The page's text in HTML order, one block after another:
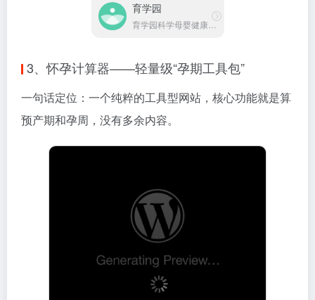
育学园
育学园科学母婴健康平台
3、怀孕计算器——轻量级“孕期工具包”
一句话定位：一个纯粹的工具型网站，核心功能就是算
预产期和孕周，没有多余内容。